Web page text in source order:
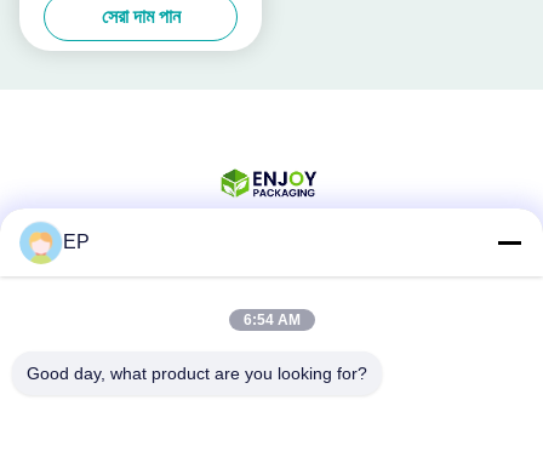
সেরা দাম পান
EP
6:54 AM
Good day, what product are you looking for?